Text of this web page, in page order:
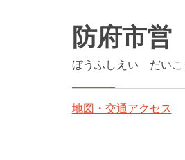
防府市
ぼうふしえい だいこ
地図・交通アクセス